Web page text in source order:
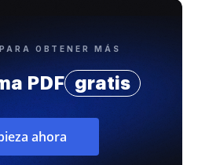
OBTENER MÁS
PDF gratis
ahora